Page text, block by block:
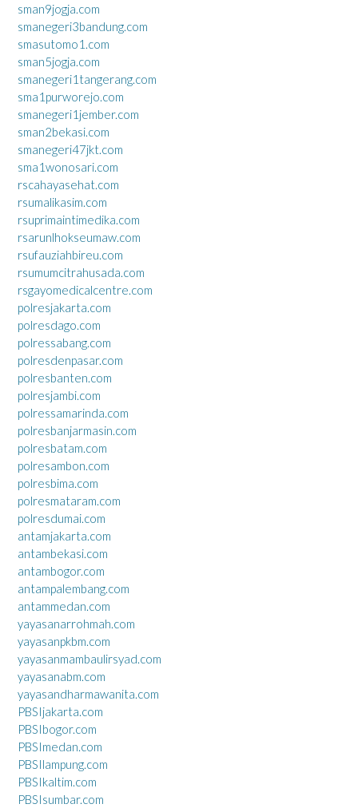
sman9jogja.com
smanegeri3bandung.com
smasutomo1.com
sman5jogja.com
smanegeri1tangerang.com
sma1purworejo.com
smanegeri1jember.com
sman2bekasi.com
smanegeri47jkt.com
sma1wonosari.com
rscahayasehat.com
rsumalikasim.com
rsuprimaintimedika.com
rsarunlhokseumaw.com
rsufauziahbireu.com
rsumumcitrahusada.com
rsgayomedicalcentre.com
polresjakarta.com
polresdago.com
polressabang.com
polresdenpasar.com
polresbanten.com
polresjambi.com
polressamarinda.com
polresbanjarmasin.com
polresbatam.com
polresambon.com
polresbima.com
polresmataram.com
polresdumai.com
antamjakarta.com
antambekasi.com
antambogor.com
antampalembang.com
antammedan.com
yayasanarrohmah.com
yayasanpkbm.com
yayasanmambaulirsyad.com
yayasanabm.com
yayasandharmawanita.com
PBSIjakarta.com
PBSIbogor.com
PBSImedan.com
PBSIlampung.com
PBSIkaltim.com
PBSIsumbar.com